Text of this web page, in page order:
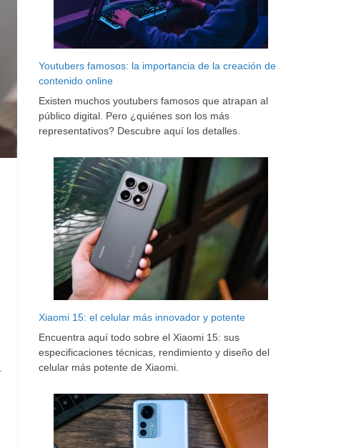
Youtubers famosos: la importancia de la creación de
contenido online
Existen muchos youtubers famosos que atrapan al
público digital. Pero ¿quiénes son los más
representativos? Descubre aquí los detalles.
Xiaomi 15: el celular más innovador y potente
Encuentra aquí todo sobre el Xiaomi 15: sus
especificaciones técnicas, rendimiento y diseño del
celular más potente de Xiaomi.